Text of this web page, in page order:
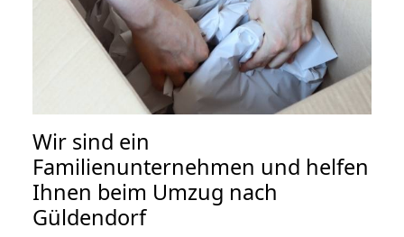
Wir sind ein
Familienunternehmen und helfen
Ihnen beim Umzug nach
Güldendorf